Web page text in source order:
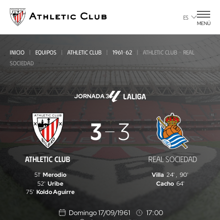
contenido
principal
ES
MENÚ
INICIO EQUIPOS ATHLETIC CLUB 1961-62
ATHLETIC CLUB - REAL
SOCIEDAD
JORNADA 3
Athletic
Club
-
Real
Sociedad
ATHLETIC CLUB
3 3
REAL SOCIEDAD
51' Merodio
52' Uribe
75' Koldo Aguirre
Villa 24' , 90'
Cacho 64'
Domingo 17/09/1961
17:00